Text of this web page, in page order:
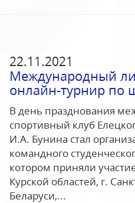
22.11.2021
Международный
онлайн-турнир по
В день празднования
спортивный клуб
И.А. Бунина стал
командного
котором приняли
Курской областей, г.
Беларуси,...